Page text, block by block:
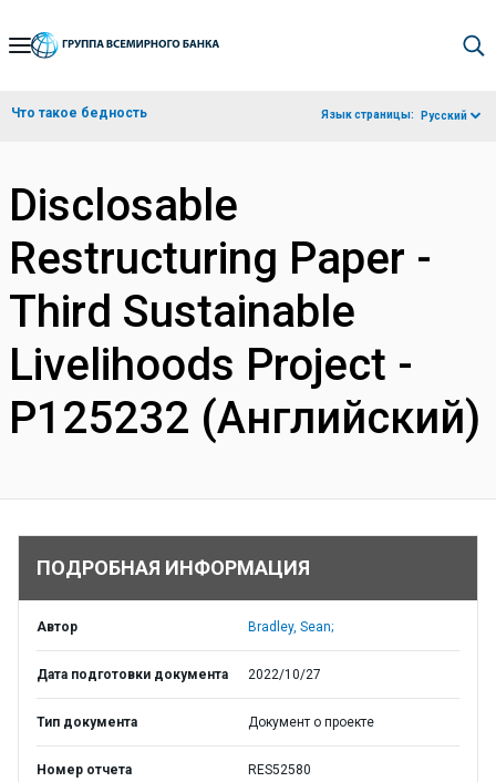
Skip
Navigation
Что такое бедность Язык страницы: Русский
Disclosable
Restructuring Paper -
Third Sustainable
Livelihoods Project -
P125232 (Английский)
ПОДРОБНАЯ ИНФОРМАЦИЯ
Автор Bradley, Sean;
Дата подготовки документа 2022/10/27
Тип документа Документ о проекте
Номер отчета RES52580